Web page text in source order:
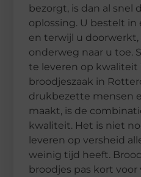
bezorgt, is dan al snel
oplossing. U bestelt
en terwijl u
onderweg naar u toe.
te leveren op kwaliteit
broodjeszaak in
drukbezette mensen
maakt, is de
kwaliteit. Het is niet
leveren op versheid
weinig tijd heeft.
broodjes pas kort voor